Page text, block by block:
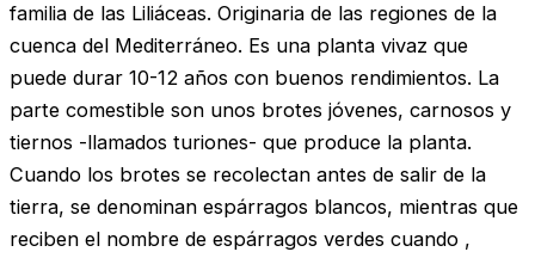
familia de las Liliáceas. Originaria de las regiones de la
cuenca del Mediterráneo. Es una planta vivaz que
puede durar 10-12 años con buenos rendimientos. La
parte comestible son unos brotes jóvenes, carnosos y
tiernos -llamados turiones- que produce la planta.
Cuando los brotes se recolectan antes de salir de la
tierra, se denominan espárragos blancos, mientras que
reciben el nombre de espárragos verdes cuando ,